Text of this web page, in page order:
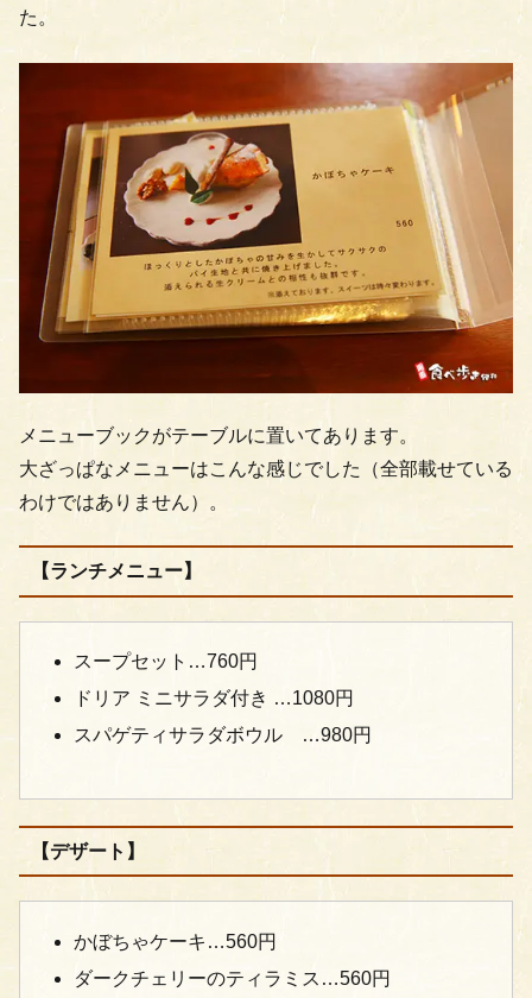
た。
メニューブックがテーブルに置いてあります。
大ざっぱなメニューはこんな感じでした（全部載せている
わけではありません）。
【ランチメニュー】
スープセット…760円
ドリア ミニサラダ付き …1080円
スパゲティサラダボウル …980円
【デザート】
かぼちゃケーキ…560円
ダークチェリーのティラミス…560円